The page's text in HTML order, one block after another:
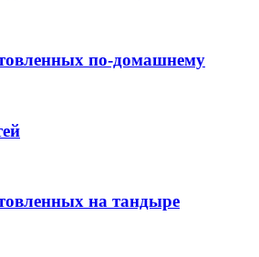
по-домашнему
на тандыре